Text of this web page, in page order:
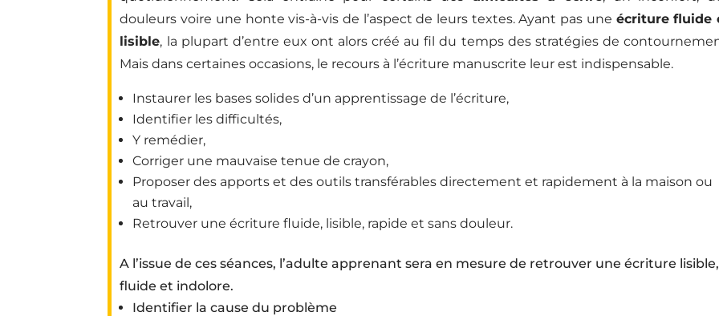
douleurs voire une honte vis-à-vis de l’aspect de leurs textes. Ayant pas une écriture fluide
lisible, la plupart d’entre eux ont alors créé au fil du temps des stratégies de
Mais dans certaines occasions, le recours à l’écriture manuscrite leur est indispensable.
Instaurer les bases solides d’un apprentissage de l’écriture,
Identifier les difficultés,
Y remédier,
Corriger une mauvaise tenue de crayon,
Proposer des apports et des outils transférables directement et rapidement à la maison ou
au travail,
Retrouver une écriture fluide, lisible, rapide et sans douleur.
A l’issue de ces séances, l’adulte apprenant sera en mesure de retrouver une écriture lisible,
fluide et indolore.
Identifier la cause du problème